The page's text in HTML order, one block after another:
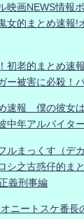
映画NEWS情報
女的まとめ速報!
初老的まとめ速
ー被害に必殺！
速報 僕の彼女
中年アルバイタ
ルまっくす（デ
シ之古惑仔的ま
義刑事編
ニートスケ番長